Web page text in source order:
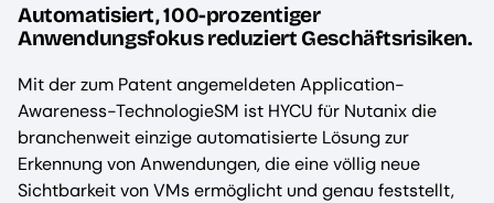
Automatisiert, 100-prozentiger
Anwendungsfokus reduziert Geschäftsrisiken.
Mit der zum Patent angemeldeten Application-
Awareness-TechnologieSM ist HYCU für Nutanix die
branchenweit einzige automatisierte Lösung zur
Erkennung von Anwendungen, die eine völlig neue
Sichtbarkeit von VMs ermöglicht und genau feststellt,